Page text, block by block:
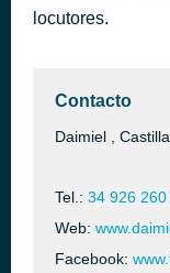
locutores.
Contacto
Daimiel ,
Tel.: 34 926 260
Web:
Facebook: